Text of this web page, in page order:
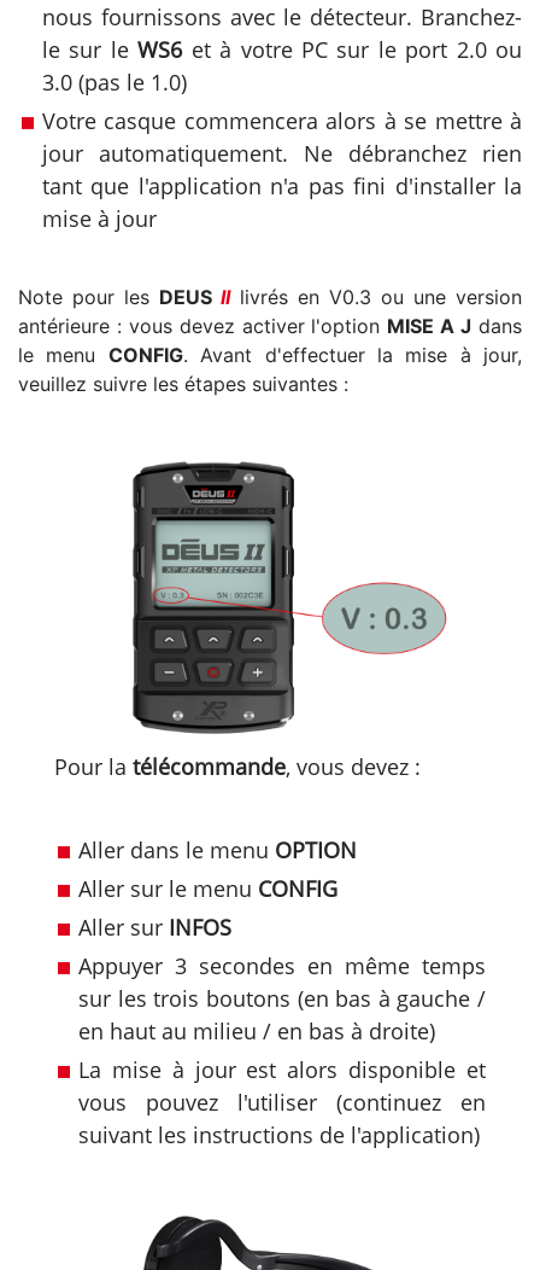
nous fournissons avec le détecteur. Branchez-
le sur leWS6et à votre PC sur le port 2.0 ou
3.0 (pas le 1.0)
Votre casque commencera alors à se mettre à
jour automatiquement. Ne débranchez rien
tant que l'application n'a pas fini d'installer la
mise à jour
Note pour les DEUS IIlivrés en V0.3 ou une version
antérieure : vous devez activer l'option MISE A J dans
le menu CONFIG. Avant d'effectuer la mise à jour,
veuillez suivre les étapes suivantes :
Pour la télécommande, vous devez :
Aller dans le menu OPTION
Aller sur le menu CONFIG
Aller sur INFOS
Appuyer 3 secondes en même temps
sur les trois boutons (en bas à gauche /
en haut au milieu / en bas à droite)
La mise à jour est alors disponible et
vous pouvez l'utiliser (continuez en
suivant les instructions de l'application)